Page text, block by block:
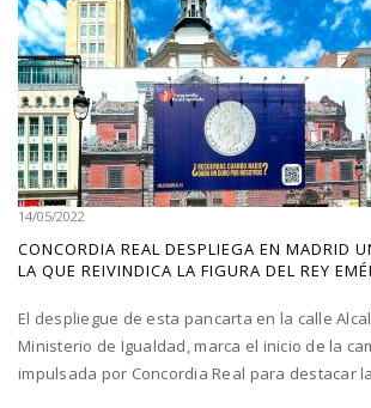
14/05/2022
CONCORDIA REAL DESPLIEGA EN MADRID
LA QUE REIVINDICA LA FIGURA DEL REY
El despliegue de esta pancarta en la calle
Ministerio de Igualdad, marca el inicio de la
impulsada por Concordia Real para destacar